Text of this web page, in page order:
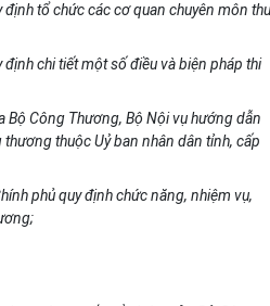
tổ chức các cơ quan chuyên môn
chi tiết một số điều và biện pháp thi
Công Thương, Bộ Nội vụ hướng dẫn
thuộc Uỷ ban nhân dân tỉnh, cấp
phủ quy định chức năng, nhiệm vụ,